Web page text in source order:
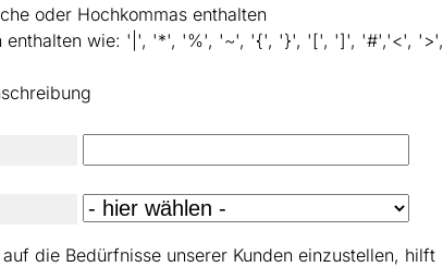
oder Hochkommas enthalten
enthalten wie: '|', '*', '%', '~', '{', '}', '[', ']', '#','<', '>',
die Bedürfnisse unserer Kunden einzustellen, hilft